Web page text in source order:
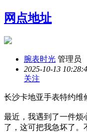
网点地址
腕表时光 管理员
2025-10-13
关注
长沙卡地亚手表特约维
最近，我遇到了一件烦
了，这可把我急坏了